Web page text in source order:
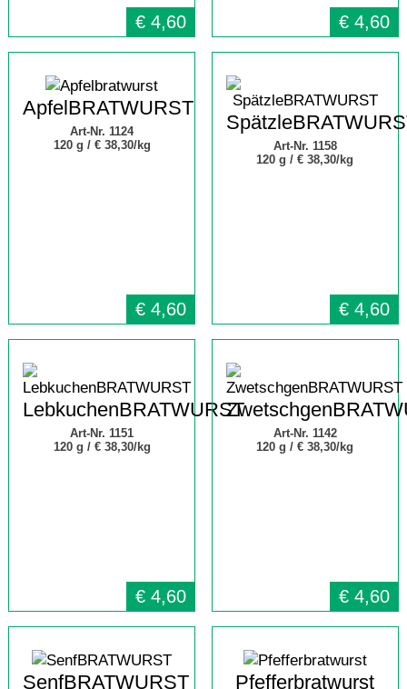
€ 4,60 € 4,60
ApfelBRATWURST
Art-Nr. 1124
120 g / € 38,30/kg
€ 4,60
Art-Nr. 1158
120 g /€ 38,30/kg
€ 4,60
LebkuchenBRATWURST
Art-Nr. 1151
120 g / € 38,30/kg
€ 4,60
Art-Nr. 1142
120 g /€ 38,30/kg
€ 4,60
SenfBRATWURST Pfefferbratwurst